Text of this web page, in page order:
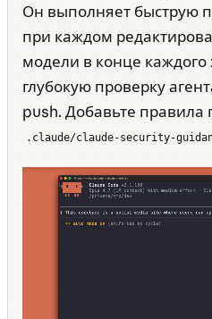
Он выполняет быструю
при каждом
модели в конце каждого
глубокую проверку
push. Добавьте правила
.claude/claude-security-